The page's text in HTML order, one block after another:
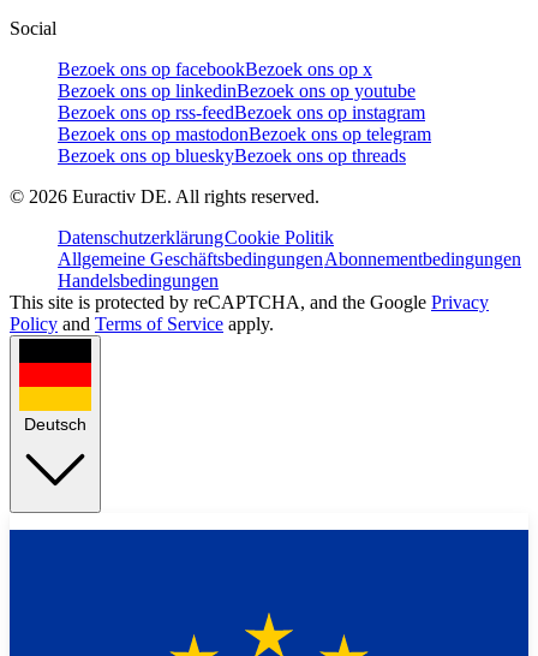
Social
Bezoek ons op facebookBezoek ons op x
Bezoek ons op linkedinBezoek ons op youtube
Bezoek ons op rss-feedBezoek ons op instagram
Bezoek ons op mastodonBezoek ons op telegram
Bezoek ons op blueskyBezoek ons op threads
© 2026 Euractiv DE. All rights reserved.
DatenschutzerklärungCookie Politik
Allgemeine GeschäftsbedingungenAbonnementbedingungen
Handelsbedingungen
This site is protected by reCAPTCHA, and the Google Privacy
Policy and Terms of Service apply.
Deutsch